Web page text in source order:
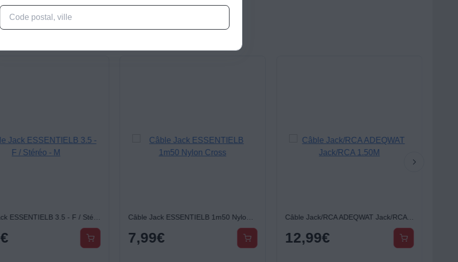
Caractéristiques Produits complémentaires
Câble Jack ESSENTIELB 3.5 - F / Stéréo - M
€
Câble Jack ESSENTIELB 1m50 Nylon Cross
7,99€
Câble Jack/RCA ADEQWAT Jack/RCA 1.50M
12,99€